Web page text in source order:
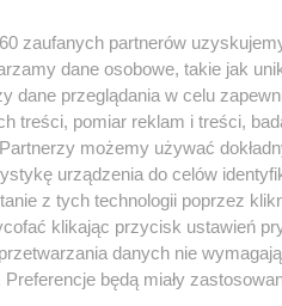
Niestety w jej
zaufanych partnerów
dane osobowe, takie jak
dane przeglądania w celu
treści, pomiar reklam i treści,
możemy używać
urządzenia do celów
z tych technologii poprzez
klikając przycisk ustawień
danych nie
będą miały